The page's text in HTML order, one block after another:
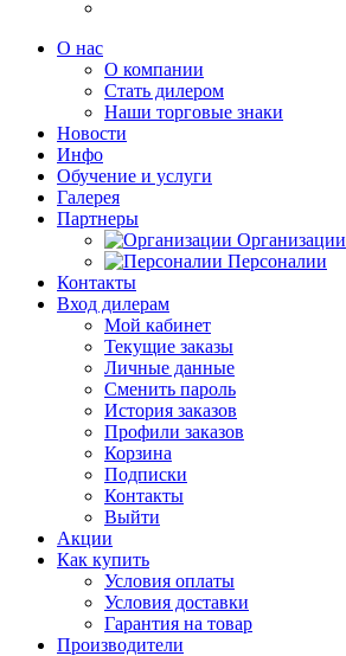
О нас
О компании
Стать дилером
Наши торговые знаки
Новости
Инфо
Обучение и услуги
Галерея
Партнеры
Организации
Персоналии
Контакты
Вход дилерам
Мой кабинет
Текущие заказы
Личные данные
Сменить пароль
История заказов
Профили заказов
Корзина
Подписки
Контакты
Выйти
Акции
Как купить
Условия оплаты
Условия доставки
Гарантия на товар
Производители